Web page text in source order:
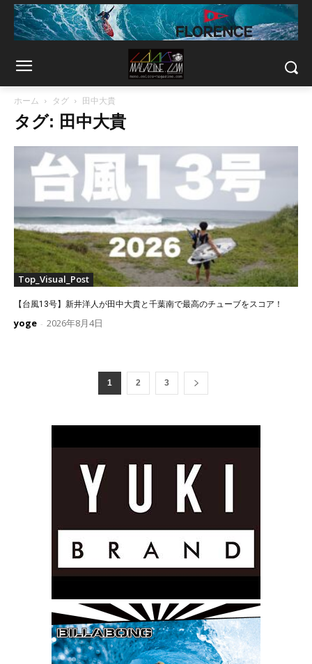
ホーム タグ 田中大貴
タグ: 田中大貴
Top_Visual_Post
【台風13号】新井洋人が田中大貴と千葉南で最高のチューブをスコア！
yoge - 2026年8月4日
1 2 3